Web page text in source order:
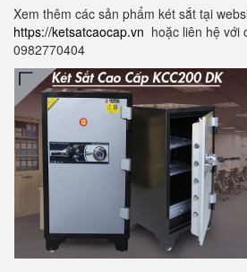
Xem thêm các sản phẩm két sắt tại
https://ketsatcaocap.vn hoặc liên hệ với
0982770404